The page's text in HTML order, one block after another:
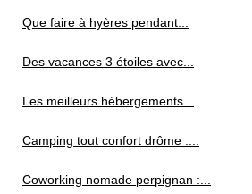
Que faire à hyères pendant...
Des vacances 3 étoiles avec...
Les meilleurs hébergements...
Camping tout confort drôme :...
Coworking nomade perpignan :...